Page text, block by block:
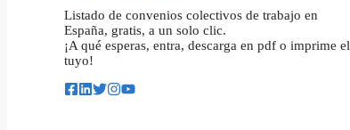
Listado de convenios colectivos de trabajo en
España, gratis, a un solo clic.
¡A qué esperas, entra, descarga en pdf o imprime el
tuyo!